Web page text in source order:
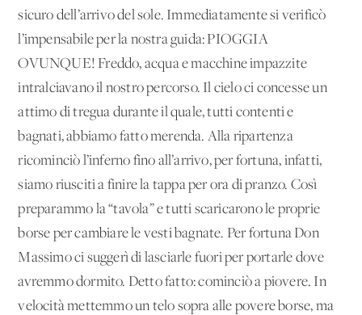
sicuro dell’arrivo del sole. Immediatamente si verificò
l’impensabile per la nostra guida: PIOGGIA
OVUNQUE! Freddo, acqua e macchine impazzite
intralciavano il nostro percorso. Il cielo ci concesse un
attimo di tregua durante il quale, tutti contenti e
bagnati, abbiamo fatto merenda. Alla ripartenza
ricominciò l’inferno fino all’arrivo, per fortuna, infatti,
siamo riusciti a finire la tappa per ora di pranzo. Così
preparammo la “tavola” e tutti scaricarono le proprie
borse per cambiare le vesti bagnate. Per fortuna Don
Massimo ci suggerì di lasciarle fuori per portarle dove
avremmo dormito. Detto fatto: cominciò a piovere. In
velocità mettemmo un telo sopra alle povere borse, ma